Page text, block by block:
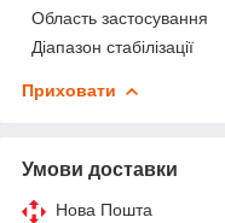
Область застосування
Діапазон стабілізації
Приховати
Умови доставки
Нова Пошта